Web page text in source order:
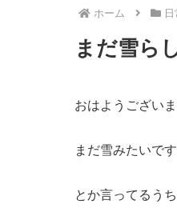
ホーム 日
まだ雪ら
おはようございま
まだ雪みたいです
とか言ってるう